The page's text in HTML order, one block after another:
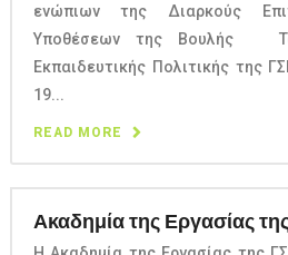
ενώπιων της Διαρκούς
Υποθέσεων της Βουλής Το
Εκπαιδευτικής Πολιτικής της
19...
READ MORE
Ακαδημία της Εργασίας